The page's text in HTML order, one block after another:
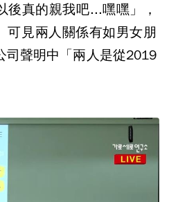
真的親我吧...嘿嘿」，
可見兩人關係有如男女朋
司聲明中「兩人是從2019